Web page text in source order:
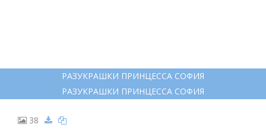
РАЗУКРАШКИ ПРИНЦЕССА СОФИЯ
РАЗУКРАШКИ ПРИНЦЕССА СОФИЯ
38